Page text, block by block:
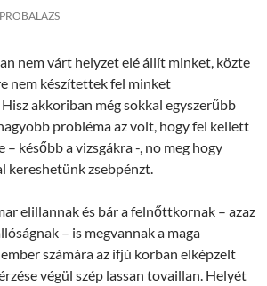
nem várt helyzet elé állít minket, közte
nem készítettek fel minket
akkoriban még sokkal egyszerűbb
probléma az volt, hogy fel kellett
– később a vizsgákra -, no meg hogy
kereshetünk zsebpénzt.
elillannak és bár a felnőttkornak – azaz
– is megvannak a maga
számára az ifjú korban elképzelt
végül szép lassan tovaillan. Helyét